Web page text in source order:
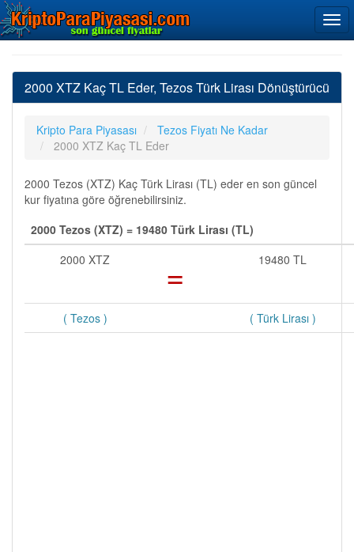
2000 XTZ Kaç TL Eder, Tezos Türk Lirası Dönüştürücü
Kripto Para Piyasası
Tezos Fiyatı Ne Kadar
2000 XTZ Kaç TL Eder
2000 Tezos (XTZ) Kaç Türk Lirası (TL) eder en son güncel
kur fiyatına göre öğrenebilirsiniz.
2000 Tezos (XTZ) = 19480 Türk Lirası (TL)
2000 XTZ
= 19480 TL
( Tezos ) ( Türk Lirası )